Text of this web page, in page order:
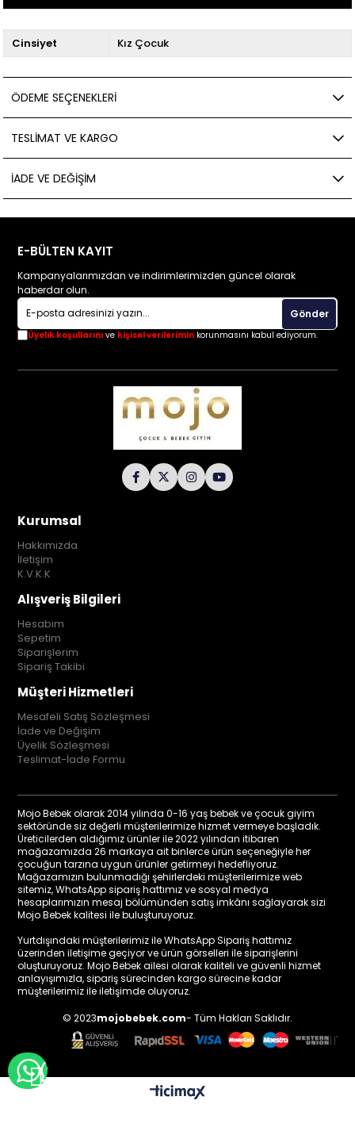
Cinsiyet Kız Çocuk
ÖDEME SEÇENEKLERI
TESLIMAT VE KARGO
İADE VE DEĞIŞIM
E-BÜLTEN KAYIT
Kampanyalarımızdan ve indirimlerimizden güncel olarak
haberdar olun.
Gönder
Üyelik koşullarını ve kişisel verilerimin korunmasını kabul ediyorum.
Kurumsal
Hakkımızda
İletişim
K.V.K.K
Alışveriş Bilgileri
Hesabım
Sepetim
Siparişlerim
Sipariş Takibi
Müşteri Hizmetleri
Mesafeli Satış Sözleşmesi
İade ve Değişim
Üyelik Sözleşmesi
Teslimat-İade Formu
Mojo Bebek olarak 2014 yılında 0-16 yaş bebek ve çocuk giyim
sektöründe siz değerli müşterilerimize hizmet vermeye başladık.
Üreticilerden aldığımız ürünler ile 2022 yılından itibaren
mağazamızda 26 markaya ait binlerce ürün seçeneğiyle her
çocuğun tarzına uygun ürünler getirmeyi hedefliyoruz.
Mağazamızın bulunmadığı şehirlerdeki müşterilerimize web
sitemiz, WhatsApp sipariş hattımız ve sosyal medya
hesaplarımızın mesaj bölümünden satış imkânı sağlayarak sizi
Mojo Bebek kalitesi ile buluşturuyoruz.
Yurtdışındaki müşterilerimiz ile WhatsApp Sipariş hattımız
üzerinden iletişime geçiyor ve ürün görselleri ile siparişlerini
oluşturuyoruz. Mojo Bebek ailesi olarak kaliteli ve güvenli hizmet
anlayışımızla, sipariş sürecinden kargo sürecine kadar
müşterilerimiz ile iletişimde oluyoruz.
© 2023mojobebek.com- Tüm Hakları Saklıdır.